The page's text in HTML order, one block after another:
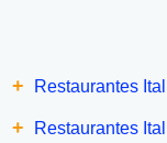
+ Restaurantes
+ Restaurantes